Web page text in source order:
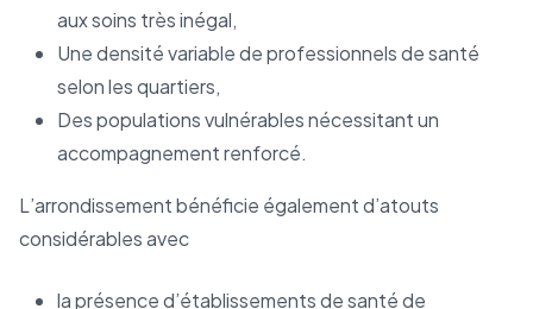
aux soins très inégal,
Une densité variable de professionnels de santé
selon les quartiers,
Des populations vulnérables nécessitant un
accompagnement renforcé.
L’arrondissement bénéficie également d’atouts
considérables avec
la présence d’établissements de santé de